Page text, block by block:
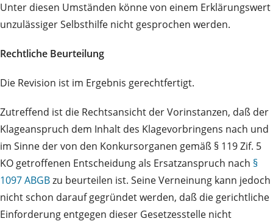
Unter diesen Umständen könne von einem Erklärungswert
unzulässiger Selbsthilfe nicht gesprochen werden.
Rechtliche Beurteilung
Die Revision ist im Ergebnis gerechtfertigt.
Zutreffend ist die Rechtsansicht der Vorinstanzen, daß der
Klageanspruch dem Inhalt des Klagevorbringens nach und
im Sinne der von den Konkursorganen gemäß § 119 Zif. 5
KO getroffenen Entscheidung als Ersatzanspruch nach §
1097 ABGBzu beurteilen ist. Seine Verneinung kann jedoch
nicht schon darauf gegründet werden, daß die gerichtliche
Einforderung entgegen dieser Gesetzesstelle nicht